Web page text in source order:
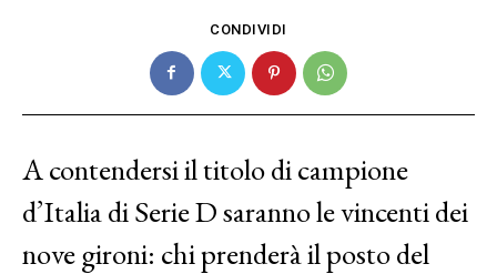
CONDIVIDI
A contendersi il titolo di campione
d’Italia di Serie D saranno le vincenti dei
nove gironi: chi prenderà il posto del